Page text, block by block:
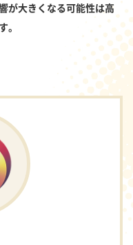
が大きくなる可能性は高
。